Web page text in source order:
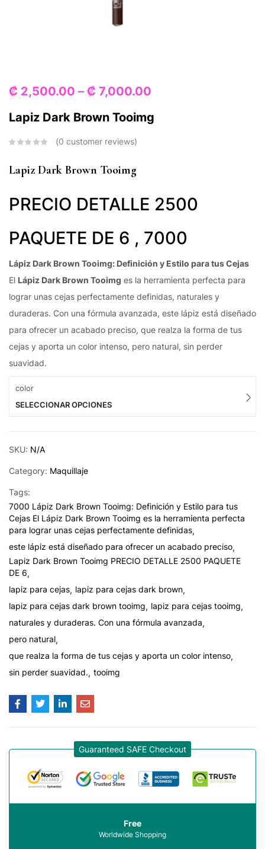
₡ 2,500.00 – ₡ 7,000.00
Lapiz Dark Brown Tooimg
0 customer reviews
Lapiz Dark Brown Tooimg
PRECIO DETALLE 2500
PAQUETE DE 6 , 7000
Lápiz Dark Brown Tooimg: Definición y Estilo para tus Cejas
El Lápiz Dark Brown Tooimg es la herramienta perfecta para
lograr unas cejas perfectamente definidas, naturales y
duraderas. Con una fórmula avanzada, este lápiz está diseñado
para ofrecer un acabado preciso, que realza la forma de tus
cejas y aporta un color intenso, pero natural, sin perder
suavidad.
color
SELECCIONAR OPCIONES
SKU: N/A
Category: Maquillaje
Tags:
7000 Lápiz Dark Brown Tooimg: Definición y Estilo para tus
Cejas El Lápiz Dark Brown Tooimg es la herramienta perfecta
para lograr unas cejas perfectamente definidas
este lápiz está diseñado para ofrecer un acabado preciso
Lapiz Dark Brown Tooimg PRECIO DETALLE 2500 PAQUETE
DE 6
lapiz para cejas lapiz para cejas dark brown
lapiz para cejas dark brown tooimg
lapiz para cejas tooimg
naturales y duraderas. Con una fórmula avanzada
pero natural
que realza la forma de tus cejas y aporta un color intenso
sin perder suavidad. tooimg
Guaranteed SAFE Checkout
Free
Worldwide Shopping